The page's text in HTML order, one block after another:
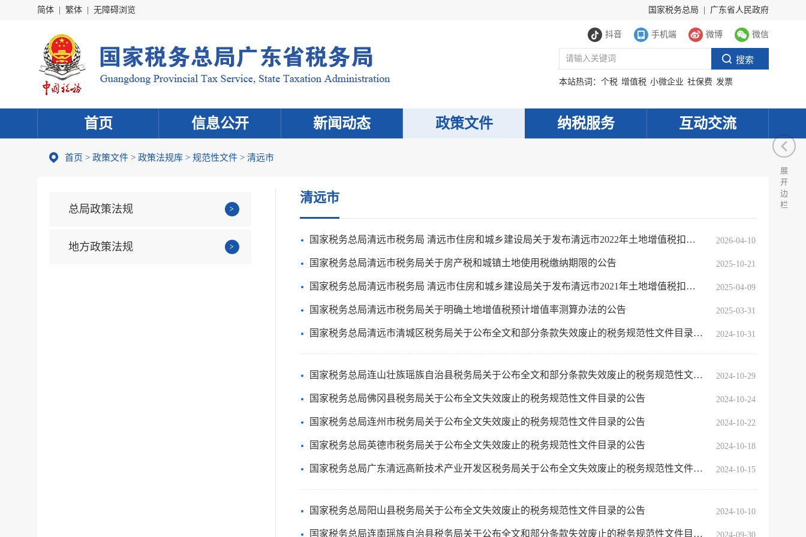
简体 繁体 无障碍浏览 国家税务总局 广东省人民政府
抖音 手机端 微博 微信
本站热词： 个税 增值税 小微企业 社保费 发票
首页 信息公开 新闻动态 政策文件 纳税服务 互动交流
首页 > 政策文件 > 政策法规库 > 规范性文件 > 清远市
总局政策法规
地方政策法规
清远市
国家税务总局清远市税务局 清远市住房和城乡建设局关于发布清远市2022年土地增值税扣除项目金额标准的公告 2026-04-10
国家税务总局清远市税务局关于房产税和城镇土地使用税缴纳期限的公告 2025-10-21
国家税务总局清远市税务局 清远市住房和城乡建设局关于发布清远市2021年土地增值税扣除项目金额标准的公告 2025-04-09
国家税务总局清远市税务局关于明确土地增值税预计增值率测算办法的公告 2025-03-31
国家税务总局清远市清城区税务局关于公布全文和部分条款失效废止的税务规范性文件目录的公告 2024-10-31
国家税务总局连山壮族瑶族自治县税务局关于公布全文和部分条款失效废止的税务规范性文件目录的公告 2024-10-29
国家税务总局佛冈县税务局关于公布全文失效废止的税务规范性文件目录的公告 2024-10-24
国家税务总局连州市税务局关于公布全文失效废止的税务规范性文件目录的公告 2024-10-22
国家税务总局英德市税务局关于公布全文失效废止的税务规范性文件目录的公告 2024-10-18
国家税务总局广东清远高新技术产业开发区税务局关于公布全文失效废止的税务规范性文件目录的公告 2024-10-15
国家税务总局阳山县税务局关于公布全文失效废止的税务规范性文件目录的公告 2024-10-10
国家税务总局连南瑶族自治县税务局关于公布全文和部分条款失效废止的税务规范性文件目录的公告 2024-09-30
展
开
边
栏